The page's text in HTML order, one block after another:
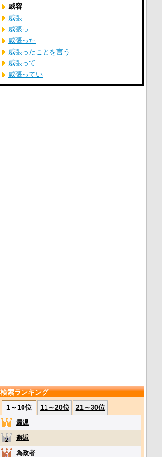
威容
威張
威張っ
威張った
威張ったことを言う
威張って
威張ってい
検索ランキング
1～10位
11～20位 21～30位
最遅
邂逅
為政者